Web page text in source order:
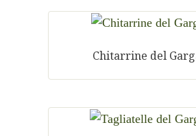
Chitarrine del